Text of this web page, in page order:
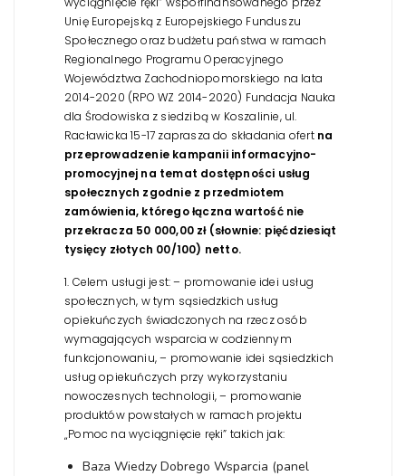
Unię Europejską z Europejskiego Funduszu
Społecznego oraz budżetu państwa w ramach
Regionalnego Programu Operacyjnego
Województwa Zachodniopomorskiego na lata
2014-2020 (RPO WZ 2014-2020) Fundacja Nauka
dla Środowiska z siedzibą w Koszalinie, ul.
Racławicka 15-17 zaprasza do składania ofert na
przeprowadzenie kampanii informacyjno-
promocyjnej na temat dostępności usług
społecznych zgodnie z przedmiotem
zamówienia, którego łączna wartość nie
przekracza 50 000,00 zł (słownie: pięćdziesiąt
tysięcy złotych 00/100) netto.
1. Celem usługi jest:– promowanie idei usług
społecznych, w tym sąsiedzkich usług
opiekuńczych świadczonych na rzecz osób
wymagających wsparcia w codziennym
funkcjonowaniu,– promowanie idei sąsiedzkich
usług opiekuńczych przy wykorzystaniu
nowoczesnych technologii,– promowanie
produktów powstałych w ramach projektu
„Pomoc na wyciągnięcie ręki” takich jak:
Baza Wiedzy Dobrego Wsparcia (panel